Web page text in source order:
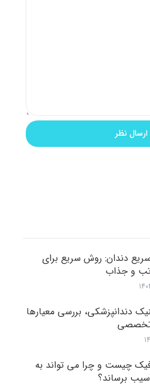
دندان: روش سریع برای
و جذاب
دندانپزشکی، بررسی معیارها
چیست و چرا می تواند به
برساند؟